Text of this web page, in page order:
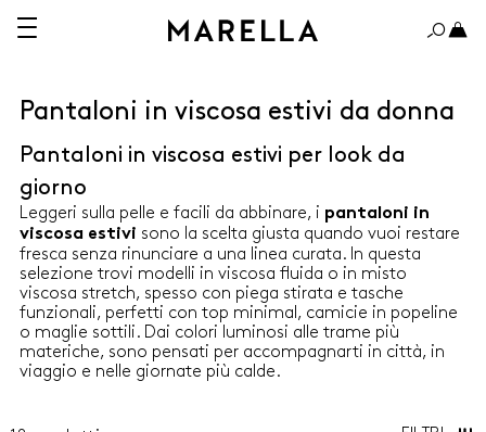
ABITI
CAMICIE
Pantaloni in viscosa estivi da donna
Pantaloni in viscosa estivi per look da
giorno
Leggeri sulla pelle e facili da abbinare, i pantaloni in
viscosa estivi sono la scelta giusta quando vuoi restare
fresca senza rinunciare a una linea curata. In questa
selezione trovi modelli in viscosa fluida o in misto
viscosa stretch, spesso con piega stirata e tasche
funzionali, perfetti con top minimal, camicie in popeline
o maglie sottili. Dai colori luminosi alle trame più
materiche, sono pensati per accompagnarti in città, in
viaggio e nelle giornate più calde.
150€ OLTRE 150€